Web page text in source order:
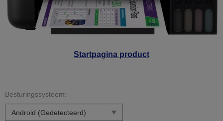
Startpagina product
Besturingssysteem: